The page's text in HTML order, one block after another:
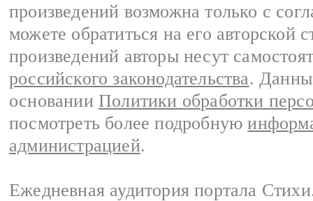
произведений возможна только с
можете обратиться на его авторской
произведений авторы несут
российского законодательства.
основании Политики обработки
посмотреть более подробную
администрацией.
Ежедневная аудитория портала